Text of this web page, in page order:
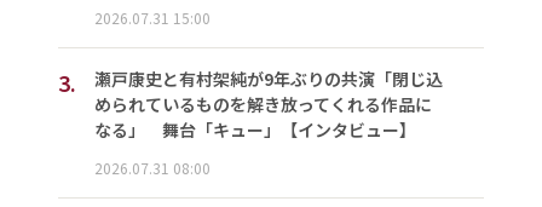
2026.07.31 15:00
3.
瀬戸康史と有村架純が9年ぶりの共演「閉じ込
められているものを解き放ってくれる作品に
なる」 舞台「キュー」【インタビュー】
2026.07.31 08:00